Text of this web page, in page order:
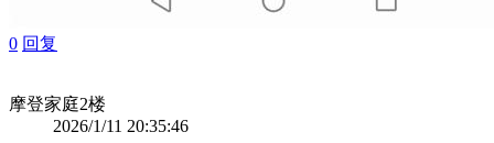
0 回复
摩登家庭2楼
2026/1/11 20:35:46